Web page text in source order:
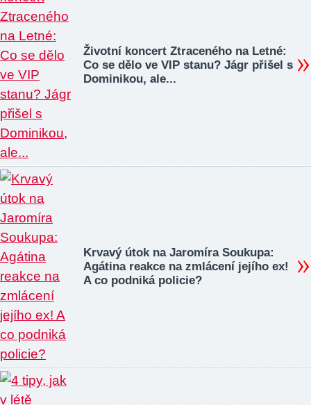
Životní koncert Ztraceného na Letné:
Co se dělo ve VIP stanu? Jágr přišel s
Dominikou, ale...
Krvavý útok na Jaromíra Soukupa:
Agátina reakce na zmlácení jejího ex!
A co podniká policie?